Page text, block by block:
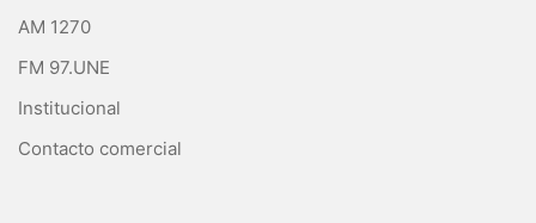
AM 1270
FM 97.UNE
Institucional
Contacto comercial